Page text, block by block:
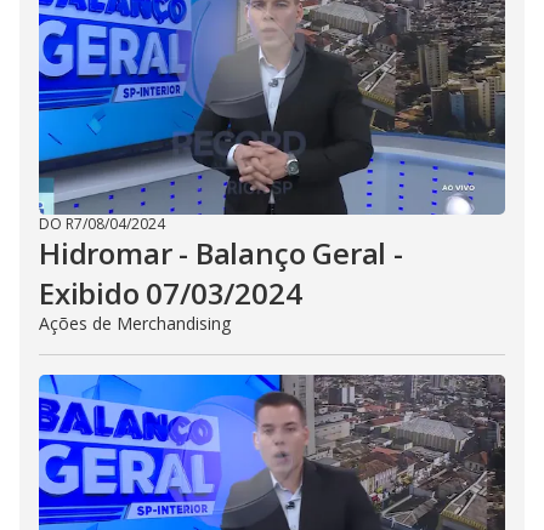
DO R7/08/04/2024
Hidromar - Balanço Geral -
Exibido 07/03/2024
Ações de Merchandising